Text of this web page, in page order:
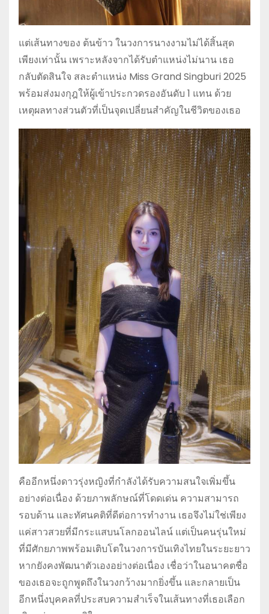
แต่เส้นทางของ ต้นข้าว ในวงการนางงามไม่ได้สิ้นสุด
เพียงเท่านั้น เพราะหลังจากได้รับตำแหน่งไม่นาน เธอ
กลับตัดสินใจ สละตำแหน่ง Miss Grand Singburi2025
พร้อมส่งมงกุฎให้ผู้เข้าประกวดรองอันดับ 1 แทน ด้วย
เหตุผลทางส่วนตัวที่เป็นจุดเปลี่ยนสำคัญในชีวิตของเธอ
คืออีกหนึ่งดาวรุ่งหญิงที่กำลังได้รับความสนใจเพิ่มขึ้น
อย่างต่อเนื่อง ด้วยภาพลักษณ์ที่โดดเด่น ความสามารถ
รอบด้าน และทัศนคติที่ดีต่อการทำงาน เธอจึงไม่ใช่เพียง
แค่สาวสวยที่มีกระแสบนโลกออนไลน์ แต่เป็นคนรุ่นใหม่
ที่มีศักยภาพพร้อมเติบโตในวงการบันเทิงไทยในระยะยาว
หากยังคงพัฒนาตัวเองอย่างต่อเนื่อง เชื่อว่าในอนาคตชื่อ
ของเธอจะถูกพูดถึงในวงกว้างมากยิ่งขึ้น และกลายเป็น
อีกหนึ่งบุคคลที่ประสบความสำเร็จในเส้นทางที่เธอเลือก